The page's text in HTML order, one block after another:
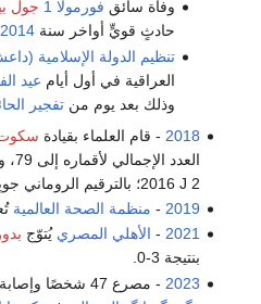
وفاة سائق فورمولا 1 جول
حادثٍ قويٍّ أواخر سنة 2014
تنظيم الدولة الإسلامية
العراقية في أول أيام عيد
وذلك بعد يوم من تفجير
2018 - قام العلماء بقيادة
العدد الإجمالي لأقماره إلى 79، وهذا يشمل القمر "غريب الأطوار"،
2016 J 2؛ بالترقيم الروماني جوپيتر LXII)، المتوقع اصطدامه في نهاية المطاف مع قمر مجاور.
2019
- منظمة الصحة العالمية
2021
- الأهلي المصري يُتوّج
بنتيجة 3-0.
2023 - مصرع 47 شخصًا وإصابة 34 إثر